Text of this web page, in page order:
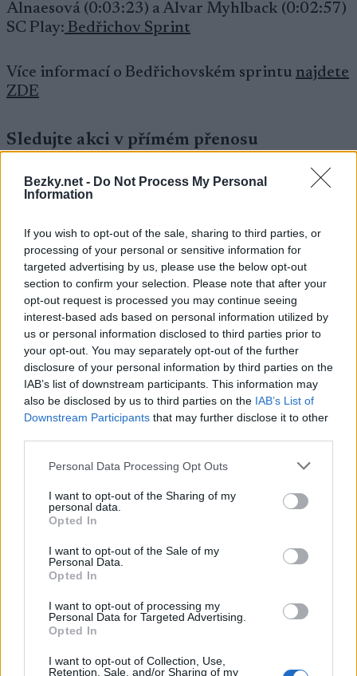
Bezky.net - Do Not Process My Personal
Information
If you wish to opt-out of the sale, sharing to third parties, or
processing of your personal or sensitive information for
targeted advertising by us, please use the below opt-out
section to confirm your selection. Please note that after your
opt-out request is processed you may continue seeing
interest-based ads based on personal information utilized by
us or personal information disclosed to third parties prior to
your opt-out. You may separately opt-out of the further
disclosure of your personal information by third parties on the
IAB’s list of downstream participants. This information may
also be disclosed by us to third parties on the IAB’s List of
Downstream Participants that may further disclose it to other
Please note that this website/app uses one or more Google
not limited to your visit or usage behaviour. You may click to
grant or deny consent to Google and its third-party tags to
use your data for below specified purposes in below Google
consent section.
Personal Data Processing Opt Outs
I want to opt-out of the Sharing of my
personal data.
Opted In
I want to opt-out of the Sale of my
Personal Data.
Opted In
I want to opt-out of processing my
Personal Data for Targeted Advertising.
Opted In
I want to opt-out of Collection, Use,
Retention, Sale, and/or Sharing of my
Alnaesová (0:03:23) a Alvar Myhlback (0:02:57)
SC Play: Bedřichov Sprint
Více informací o Bedřichovském sprintu najdete
ZDE
Sledujte akci v přímém přenosu
V loňské sezóně získali Anniken Gjerde
Alnæsová a Alvar Myhlback nejvyšší ocenění v
ještě vyšší a v sázce jsou body Pro Tour.
Zažijte Jizerské hory
Bedřichov je obec zasazená do malebných
Jizerských hor, která je proslulá svým bohatým
lyžařským dědictvím a přírodními krásami.
Oblast je vstupní branou do Jizerské magistrály,
rozsáhlé sítě pečlivě udržovaných běžeckých
tratí. Tyto tratě se vinou kouzelnými lesy a
kopci a nabízejí jedinečnou kombinaci
náročného terénu a úchvatných scenérií.
Bedřichov je také tradičním startovním a
cílovým místem Jizerské padesátky, jednoho z
nejprestižnějších dálkových lyžařských závodů
ve střední Evropě. Závod Jizerská 50, který byl
založen v roce 1968, se z místního závodu s 52
účastníky stal významným mezinárodním
závodem, který každoročně přiláká tisíce lyžařů.
Závod je hluboce zakořeněn v kultuře a historii
zahynuli v roce 1970 při ničivém zemětřesení v